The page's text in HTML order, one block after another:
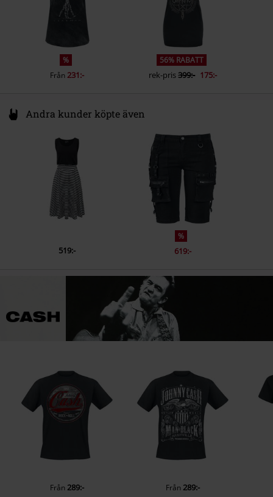
%
Från 231:-
56% RABATT
rek-pris399:- 175:-
Andra kunder köpte även
519:-
%
619:-
Från 289:- Från 289:-